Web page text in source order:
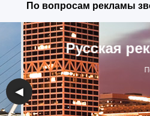
По вопросам рекламы
Русская
◀